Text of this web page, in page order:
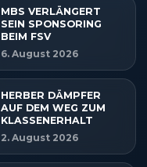
MBS VERLÄNGERT
SEIN SPONSORING
BEIM FSV
6. August 2026
HERBER DÄMPFER
AUF DEM WEG ZUM
KLASSENERHALT
2. August 2026